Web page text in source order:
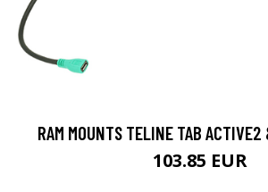
RAM MOUNTS TELINE TAB
103.85 EUR